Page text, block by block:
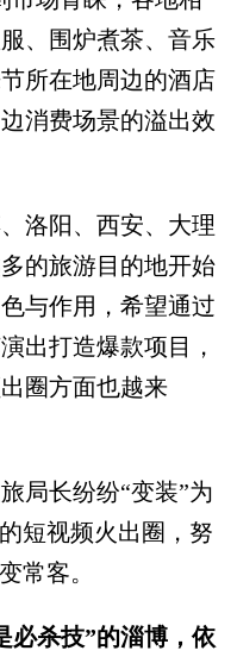
、围炉煮茶、音乐
所在地周边的酒店
消费场景的溢出效
阳、西安、大理
的旅游目的地开始
与作用，希望通过
出打造爆款项目，
圈方面也越来
长纷纷“变装”为
短视频火出圈，努
常客。
必杀技”的淄博，依